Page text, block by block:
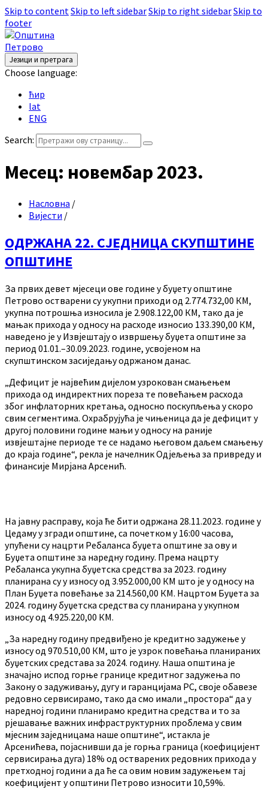
Skip to contentSkip to left sidebarSkip to right sidebarSkip to
footer
Језици и претрага
Choose language:
ћир
lat
ENG
Search:
Месец: новембар 2023.
Насловна /
Вијести /
ОДРЖАНА 22. СЈЕДНИЦА СКУПШТИНЕ
ОПШТИНЕ
За првих девет мјесеци ове године у буџету општине
Петрово остварени су укупни приходи од 2.774.732,00 КМ,
укупна потрошња износила је 2.908.122,00 КМ, тако да је
мањак прихода у односу на расходе износио 133.390,00 КМ,
наведено је у Извјештају о извршењу буџета општине за
период 01.01.–30.09.2023. године, усвојеном на
скупштинском засиједању одржаном данас.
„Дефицит је највећим дијелом узрокован смањењем
прихода од индиректних пореза те повећањем расхода
због инфлаторних кретања, односно поскупљења у скоро
свим сегментима. Охрабрујућа је чињеница да је дефицит у
другој половини године мањи у односу на раније
извјештајне периоде те се надамо његовом даљем смањењу
до краја године“, рекла је начелник Одјељења за привреду и
финансије Мирјана Арсенић.
На јавну расправу, која ће бити одржана 28.11.2023. године у
Цедаму у згради општине, са почетком у 16:00 часова,
упућени су нацрти Ребаланса буџета општине за ову и
Буџета општине за наредну годину. Према нацрту
Ребаланса укупна буџетска средства за 2023. годину
планирана су у износу од 3.952.000,00 КМ што је у односу на
План Буџета повећање за 214.560,00 КМ. Нацртом Буџета за
2024. годину буџетска средства су планирана у укупном
износу од 4.925.220,00 КМ.
„За наредну годину предвиђено је кредитно задужење у
износу од 970.510,00 КМ, што је узрок повећања планираних
буџетских средстава за 2024. годину. Наша општина је
значајно испод горње границе кредитног задужења по
Закону о задуживању, дугу и гаранцијама РС, своје обавезе
редовно сервисирамо, тако да смо имали „простора“ да у
наредној години планирамо кредитна средства и то за
рјешавање важних инфраструктурних проблема у свим
мјесним заједницама наше општине“, истакла је
Арсенићева, појаснивши да је горња граница (коефицијент
сервисирања дуга) 18% од остварених редовних прихода у
претходној години а да ће са овим новим задужењем тај
коефицијент у општини Петрово износити 10,59%.